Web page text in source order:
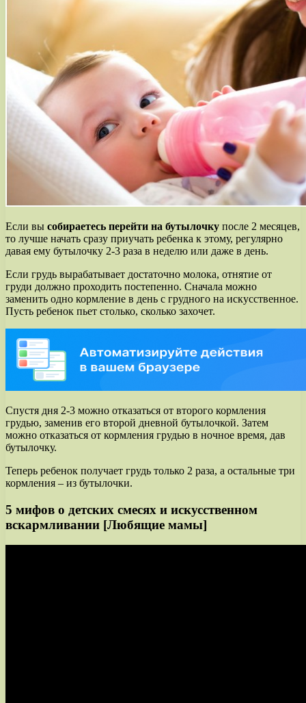
Если вы собираетесь перейти на бутылочку после 2 месяцев,
то лучше начать сразу приучать ребенка к этому, регулярно
давая ему бутылочку 2-3 раза в неделю или даже в день.
Если грудь вырабатывает достаточно молока, отнятие от
груди должно проходить постепенно. Сначала можно
заменить одно кормление в день с грудного на искусственное.
Пусть ребенок пьет столько, сколько захочет.
Спустя дня 2-3 можно отказаться от второго кормления
грудью, заменив его второй дневной бутылочкой. Затем
можно отказаться от кормления грудью в ночное время, дав
бутылочку.
Теперь ребенок получает грудь только 2 раза, а остальные три
кормления – из бутылочки.
5 мифов о детских смесях и искусственном
вскармливании [Любящие мамы]